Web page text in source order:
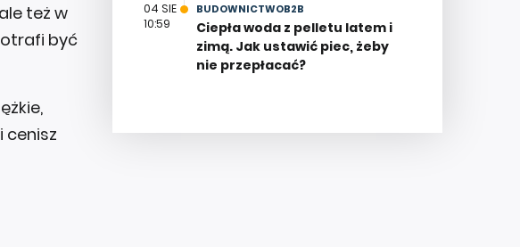
też w
być
cenisz
04 SIE
10:59
BUDOWNICTWOB2B
Ciepła woda z pelletu latem i
zimą. Jak ustawić piec, żeby
nie przepłacać?